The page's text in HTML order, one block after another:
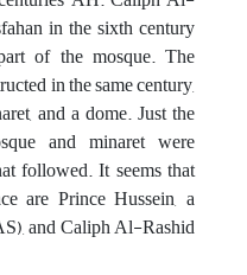
in the sixth century
of the mosque. The
in the same century,
and a dome. Just the
and minaret were
followed. It seems that
are Prince Hussein, a
and Caliph Al-Rashid